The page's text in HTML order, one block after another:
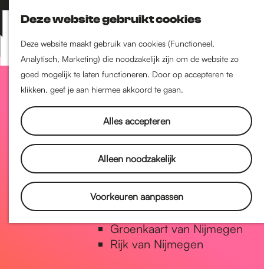
Deze website gebruikt cookies
Deze website maakt gebruik van cookies (Functioneel,
Analytisch, Marketing) die noodzakelijk zijn om de website zo
goed mogelijk te laten functioneren. Door op accepteren te
klikken, geef je aan hiermee akkoord te gaan.
Alles accepteren
Alleen noodzakelijk
Voorkeuren aanpassen
Z
o
e
k
e
K
a
a
r
t
M
e
n
Nijmegen-Nieuw-West
Nijmegen-Oud-West
Dukenburg
Lindenholt
Historie
De oudste stad van
Nederland
Historische tijdlijn
Romeinse Limes
Vrede van Nijmegen Penning
Natuur in Nijmegen
Groenkaart van Nijmegen
Rijk van Nijmegen